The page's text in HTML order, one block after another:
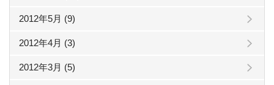
2012年5月 (9)
2012年4月 (3)
2012年3月 (5)